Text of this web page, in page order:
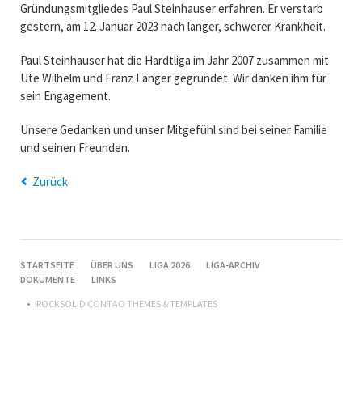
Gründungsmitgliedes Paul Steinhauser erfahren. Er verstarb
gestern, am 12. Januar 2023 nach langer, schwerer Krankheit.
Paul Steinhauser hat die Hardtliga im Jahr 2007 zusammen mit
Ute Wilhelm und Franz Langer gegründet. Wir danken ihm für
sein Engagement.
Unsere Gedanken und unser Mitgefühl sind bei seiner Familie
und seinen Freunden.
Zurück
NAVIGATION
ÜBERSPRINGEN
STARTSEITE ÜBER UNS LIGA 2026
LIGA-ARCHIV
DOKUMENTE
LINKS
ROCKSOLID CONTAO THEMES & TEMPLATES